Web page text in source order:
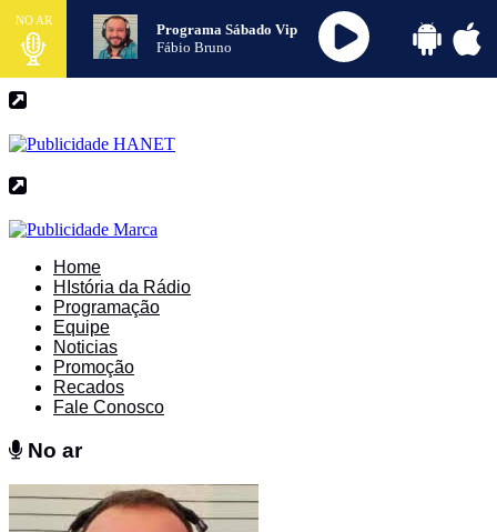
NO AR
Programa Sábado Vip
Fábio Bruno
Home
HIstória da Rádio
Programação
Equipe
Noticias
Promoção
Recados
Fale Conosco
No ar